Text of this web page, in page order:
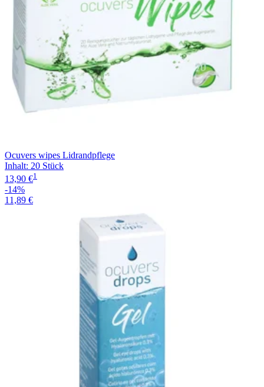
Ocuvers wipes Lidrandpflege
Inhalt: 20 Stück
13,90 €1
-14%
11,89 €